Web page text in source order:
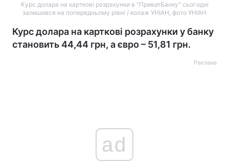
Курс долара на карткові розрахунки в "ПриватБанку" сьогодні
залишився на попередньому рівні / колаж УНІАН, фото УНІАН
Курс долара на карткові розрахунки у банку
становить 44,44 грн, а євро – 51,81 грн.
Реклама
ad